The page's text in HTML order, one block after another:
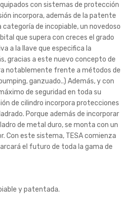
con sistemas de protección
incorpora, además de la patente
de incopiable, un novedoso
que supera con creces el grado
a la llave que especifica la
gracias a este nuevo concepto de
notablemente frente a métodos de
ganzuado..) Además, y con
de seguridad en toda su
de cilindro incorpora protecciones
Porque además de incorporar
de metal duro, se monta con un
Con este sistema, TESA comienza
el futuro de toda la gama de
y patentada.